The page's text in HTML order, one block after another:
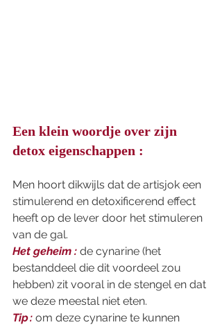
Een klein woordje over zijn
detox eigenschappen :
Men hoort dikwijls dat de artisjok een
stimulerend en detoxificerend effect
heeft op de lever door het stimuleren
van de gal.
Het geheim : de cynarine (het
bestanddeel die dit voordeel zou
hebben) zit vooral in de stengel en dat
we deze meestal niet eten.
Tip : om deze cynarine te kunnen